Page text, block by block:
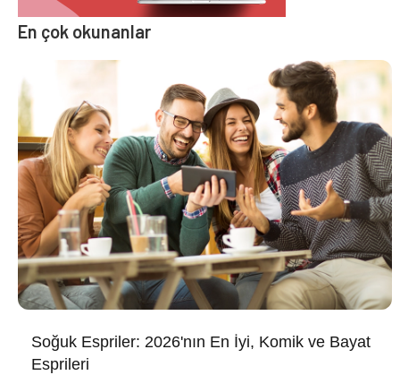
En çok okunanlar
Soğuk Espriler: 2026'nın En İyi, Komik ve Bayat
Esprileri